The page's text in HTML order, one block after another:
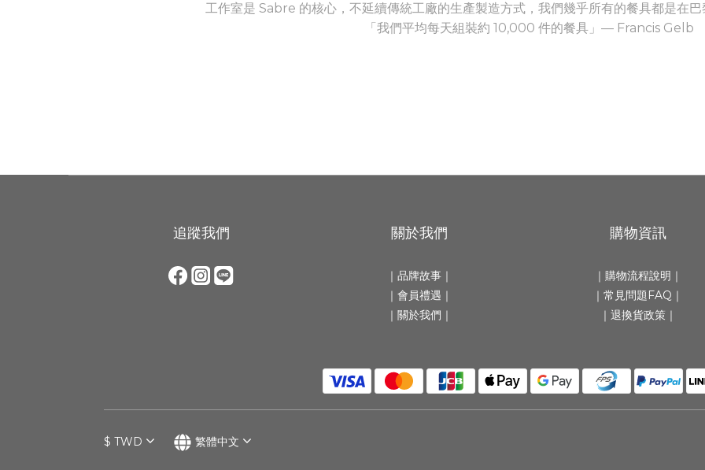
工作室是 Sabre 的核心，不延續傳統工廠的生產製造方式，我們幾乎所有的餐具都是在巴
「我們平均每天組裝約 10,000 件的餐具」— Francis Gelb
追蹤我們 關於我們
｜品牌故事 ｜
｜會員禮遇｜
｜關於我們 ｜
購物資訊
｜ 購物流程說明 ｜
｜常見問題FAQ ｜
｜ 退換貨政策｜
$ TWD 繁體中文